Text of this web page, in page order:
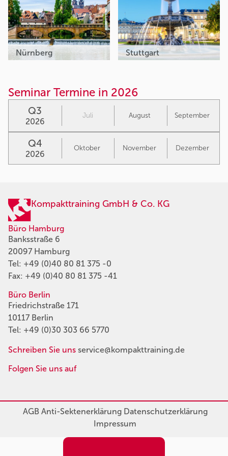
Nürnberg Stuttgart
Seminar Termine in 2026
Q3
2026
Juli August September
Q4
2026
Oktober November Dezember
Kompakttraining GmbH & Co. KG
Büro Hamburg
Banksstraße 6
20097 Hamburg
Tel: +49 (0)40 80 81 375 -0
Fax: +49 (0)40 80 81 375 -41
Büro Berlin
Friedrichstraße 171
10117 Berlin
Tel: +49 (0)30 303 66 5770
Schreiben Sie uns service@kompakttraining.de
Folgen Sie uns auf
AGBAnti-SektenerklärungDatenschutzerklärung
Impressum